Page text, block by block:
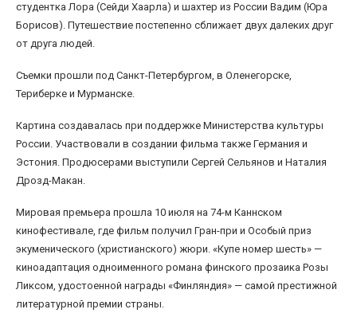
студентка Лора (Сейди Хаарла) и шахтер из России Вадим (Юра
Борисов). Путешествие постепенно сближает двух далеких друг
от друга людей.
Съемки прошли под Санкт-Петербургом, в Оленегорске,
Териберке и Мурманске.
Картина создавалась при поддержке Министерства культуры
России. Участвовали в создании фильма также Германия и
Эстония. Продюсерами выступили Сергей Сельянов и Наталия
Дрозд-Макан.
Мировая премьера прошла 10 июля на 74-м Каннском
кинофестивале, где фильм получил Гран-при и Особый приз
экуменического (христианского) жюри. «Купе номер шесть» —
киноадаптация одноименного романа финского прозаика Розы
Ликсом, удостоенной награды «Финляндия» — самой престижной
литературной премии страны.